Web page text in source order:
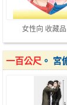
女性向 收藏
一百公尺 。 宮